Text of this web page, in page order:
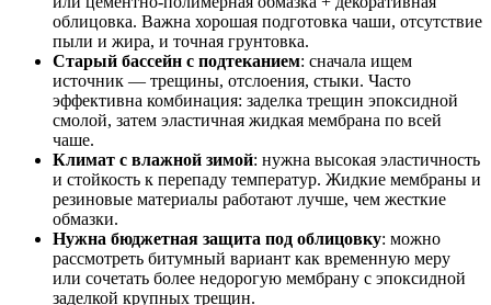
облицовка. Важна хорошая подготовка чаши, отсутствие
пыли и жира, и точная грунтовка.
Старый бассейн с подтеканием: сначала ищем
источник — трещины, отслоения, стыки. Часто
эффективна комбинация: заделка трещин эпоксидной
смолой, затем эластичная жидкая мембрана по всей
чаше.
Климат с влажной зимой: нужна высокая эластичность
и стойкость к перепаду температур. Жидкие мембраны и
резиновые материалы работают лучше, чем жесткие
обмазки.
Нужна бюджетная защита под облицовку: можно
рассмотреть битумный вариант как временную меру
или сочетать более недорогую мембрану с эпоксидной
заделкой крупных трещин.